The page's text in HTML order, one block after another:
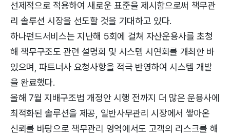
선제적으로 적용하여 새로운 표준을 제시함으로써 책무관
리 솔루션 시장을 선도할 것을 기대하고 있다.
하나펀드서비스는 지난해 5회에 걸쳐 자산운용사를 초청
해 책무구조도 관련 설명회 및 시스템 시연회를 개최한 바
있으며, 파트너사 요청사항을 적극 반영하여 시스템 개발
을 완료했다.
올해 7월 지배구조법 개정안 시행 전까지 더 많은 운용사에
최적화된 솔루션을 제공, 일반사무관리 시장에서 쌓아온
신뢰를 바탕으로 책무관리 영역에서도 고객의 리스크를 해